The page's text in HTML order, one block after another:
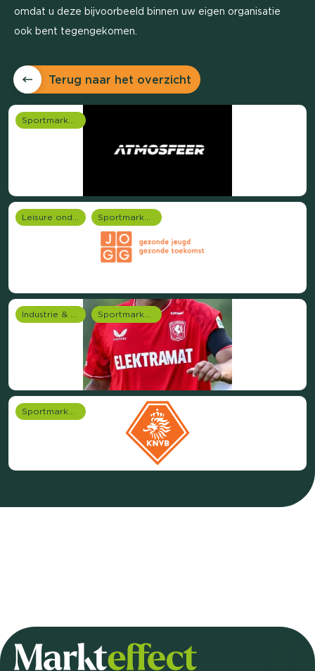
omdat u deze bijvoorbeeld binnen uw eigen organisatie
ook bent tegengekomen.
Terug naar het overzicht
Sportmarketing onderzoek
Leisure onderzoek Sportmarketing onderzoek
Industrie & Productie Sportmarketing onderzoek
Sportmarketing onderzoek